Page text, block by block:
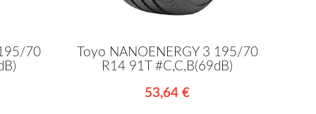
70
Toyo NANOENERGY 3 195/70
R14 91T #C,C,B(69dB)
53,64 €